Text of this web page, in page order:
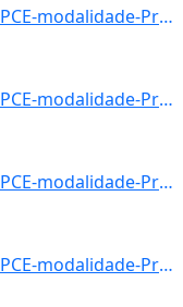
810: municipio-Bom_Jesus-centro-CPCE-modalidade-Presencial-convenio--selecao-SISU-cota-AC-sexo-F-uf-MA-an]
811: municipio-Bom_Jesus-centro-CPCE-modalidade-Presencial-convenio--selecao-SISU-cota-AC-sexo-M-uf-MA-an]
812: municipio-Bom_Jesus-centro-CPCE-modalidade-Presencial-convenio--selecao-SISU_COTA-cota-AA-2-sexo-M-u]
813: municipio-Bom_Jesus-centro-CPCE-modalidade-Presencial-convenio--selecao-SISU_COTA-cota-AA-2-sexo-F-u]